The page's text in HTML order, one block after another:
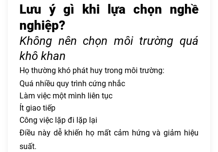
Lưu ý gì khi lựa chọn nghề
nghiệp?
Không nên chọn môi trường quá
khô khan
Họ thường khó phát huy trong môi trường:
Quá nhiều quy trình cứng nhắc
Làm việc một mình liên tục
Ít giao tiếp
Công việc lặp đi lặp lại
Điều này dễ khiến họ mất cảm hứng và giảm hiệu
suất.